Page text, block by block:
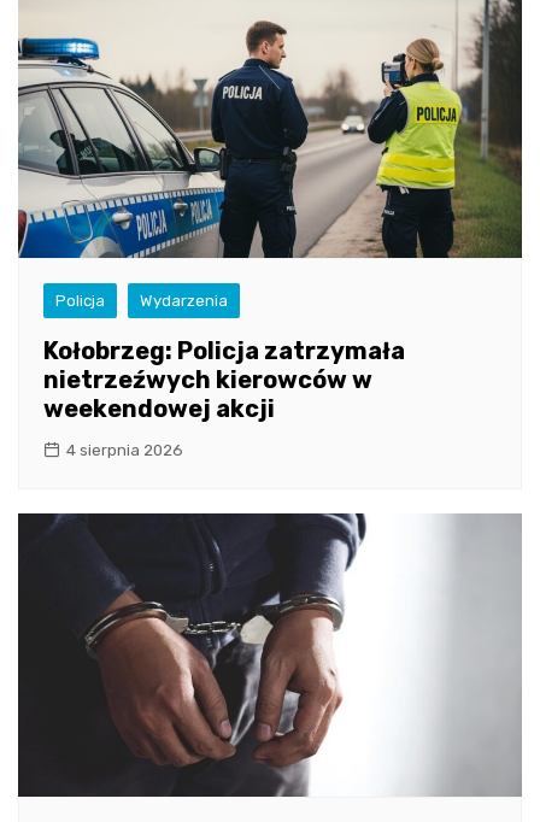
Policja Wydarzenia
Kołobrzeg: Policja zatrzymała
nietrzeźwych kierowców w
weekendowej akcji
4 sierpnia 2026